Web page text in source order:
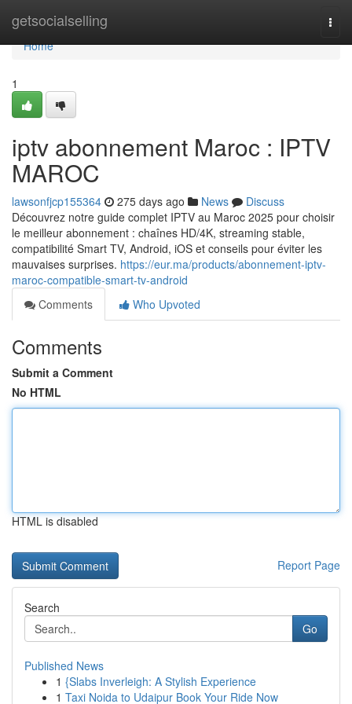
getsocialselling
Home
Home
1
iptv abonnement Maroc : IPTV
MAROC
lawsonfjcp155364 275 days ago News
Discuss
Découvrez notre guide complet IPTV au Maroc 2025 pour choisir
le meilleur abonnement : chaînes HD/4K, streaming stable,
compatibilité Smart TV, Android, iOS et conseils pour éviter les
mauvaises surprises. https://eur.ma/products/abonnement-iptv-
maroc-compatible-smart-tv-android
Comments
Who Upvoted
Comments
Submit a Comment
No HTML
HTML is disabled
Report Page
Search
Go
Published News
1 {Slabs Inverleigh: A Stylish Experience
1 Taxi Noida to Udaipur Book Your Ride Now